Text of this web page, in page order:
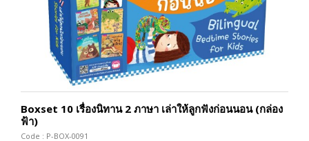
Boxset 10 เรื่องนิทาน 2 ภาษา เล่าให้ลูกฟังก่อนนอน (กล่อง
ฟ้า)
Code : P-BOX-0091